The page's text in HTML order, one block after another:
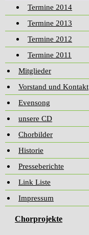
Termine 2014
Termine 2013
Termine 2012
Termine 2011
Mitglieder
Vorstand und Kontakt
Evensong
unsere CD
Chorbilder
Historie
Presseberichte
Link Liste
Impressum
Chorprojekte